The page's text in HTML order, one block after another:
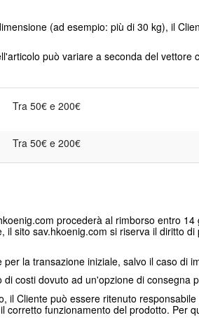
(ad esempio: più di 30 kg), il
può variare a seconda del vettore
Tra 50€ e 200€
Tra 50€ e 200€
procederà al rimborso entro
sito sav.hkoenig.com si riserva il diritto
la transazione iniziale, salvo il caso di
costi dovuto ad un'opzione di consegna
Cliente può essere ritenuto
funzionamento del prodotto. Per